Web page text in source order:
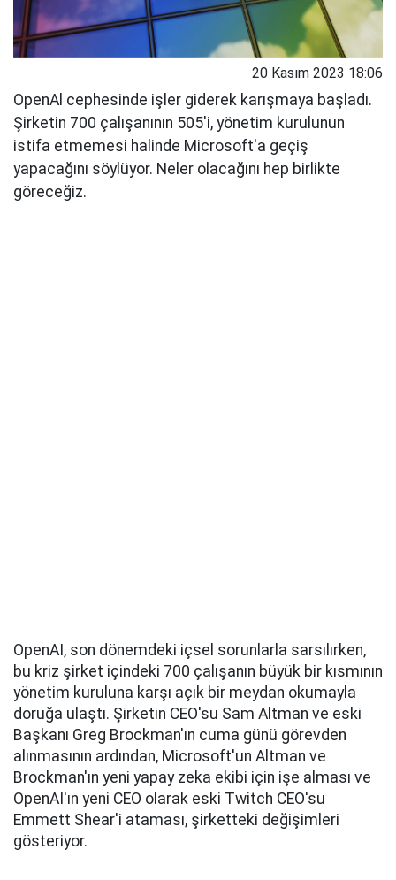
20 Kasım 2023 18:06
OpenAl cephesinde işler giderek karışmaya başladı.
Şirketin 700 çalışanının 505'i, yönetim kurulunun
istifa etmemesi halinde Microsoft'a geçiş
yapacağını söylüyor. Neler olacağını hep birlikte
göreceğiz.
OpenAI, son dönemdeki içsel sorunlarla sarsılırken,
bu kriz şirket içindeki 700 çalışanın büyük bir kısmının
yönetim kuruluna karşı açık bir meydan okumayla
doruğa ulaştı. Şirketin CEO'su Sam Altman ve eski
Başkanı Greg Brockman'ın cuma günü görevden
alınmasının ardından, Microsoft'un Altman ve
Brockman'ın yeni yapay zeka ekibi için işe alması ve
OpenAI'ın yeni CEO olarak eski Twitch CEO'su
Emmett Shear'i ataması, şirketteki değişimleri
gösteriyor.